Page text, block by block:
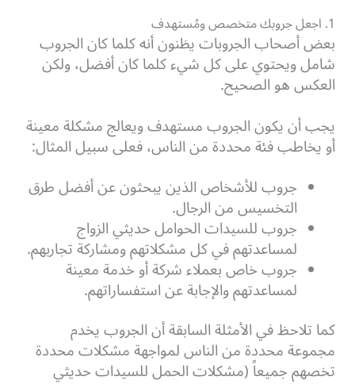
1. اجعل جروبك متخصص ومُستهدف
بعض أصحاب الجروبات يظنون أنه كلما كان الجروب
شامل ويحتوي على كل شيء كلما كان أفضل، ولكن
العكس هو الصحيح.
يجب أن يكون الجروب مستهدف ويعالج مشكلة معينة
أو يخاطب فئة محددة من الناس، فعلى سبيل المثال:
جروب للأشخاص الذين يبحثون عن أفضل طرق
التخسيس من الرجال.
جروب للسيدات الحوامل حديثي الزواج
لمساعدتهم في كل مشكلاتهم ومشاركة تجاربهم.
جروب خاص بعملاء شركة أو خدمة معينة
لمساعدتهم والإجابة عن استفساراتهم.
كما تلاحظ في الأمثلة السابقة أن الجروب يخدم
مجموعة محددة من الناس لمواجهة مشكلات محددة
تخصهم جميعاً (مشكلات الحمل للسيدات حديثي